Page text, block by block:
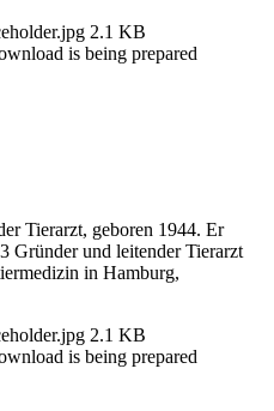
2.1 KB
is being prepared
Tierarzt, geboren 1944. Er
Gründer und leitender Tierarzt
in Hamburg,
2.1 KB
is being prepared